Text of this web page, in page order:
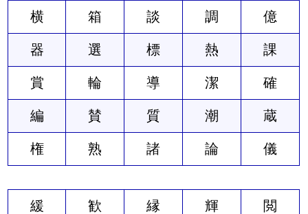
横 箱 談 調 億
器 選 標 熱 課
賞 輪 導 潔 確
編 賛 質 潮 蔵
権 熟 諸 論 儀
緩 歓 縁 輝 閲